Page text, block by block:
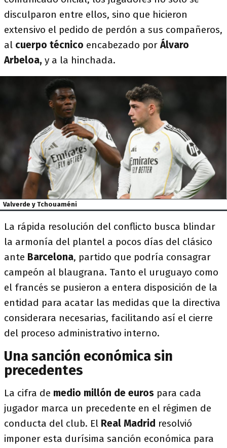
disculparon entre ellos, sino que hicieron
extensivo el pedido de perdón a sus compañeros,
al cuerpo técnico encabezado porÁlvaro
Arbeloa, y a la hinchada.
Valverde y Tchouaméni
La rápida resolución del conflicto busca blindar
la armonía del plantel a pocos días del clásico
ante Barcelona, partido que podría consagrar
campeón al blaugrana. Tanto el uruguayo como
el francés se pusieron a entera disposición de la
entidad para acatar las medidas que la directiva
considerara necesarias, facilitando así el cierre
del proceso administrativo interno.
Una sanción económica sin
precedentes
La cifra de medio millón de euros para cada
jugador marca un precedente en el régimen de
conducta del club. El Real Madrid resolvió
imponer esta durísima sanción económica para